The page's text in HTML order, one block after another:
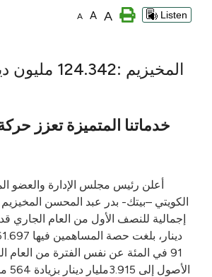
Services
A A A Listen
المخيزيم
خدماتنا المتميزة تعزز
أعلن رئيس مجلس الإدارة والعضو
الكويتي –بيتك- بدر عبد المحسن
91 في المئة عن نفس الفترة من